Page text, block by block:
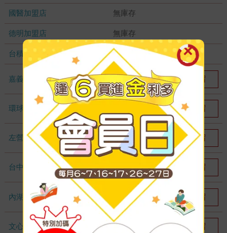
國醫加盟店 無庫存
德明加盟店 無庫存
台積店 無庫存
嘉義耐斯店 1 我要預留
環球店 我要預留
左營店 1 我要預留
台中秀泰店 2 我要預留
內湖大潤發 4 我要預留
文心店 2 我要預留